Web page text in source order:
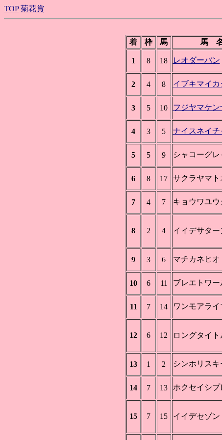
TOP 菊花賞
着
枠 馬 馬
1 8 18 レオダーバン
2 4 8 イブキマイカ
3 5 10 フジヤマケン
4 3 5 ナイスネイチ
5 5 9 シャコーグレ
6 8 17 サクラヤマト
7 4 7 キョウワユウ
8 2 4 イイデサター
9 3 6 マチカネヒオ
10 6 11 ブレエトワー
11 7 14 ワンモアライ
12 6 12 ロングタイト
13 1 2 シンホリスキ
14 7 13 ホクセイシプ
15 7 15 イイデセゾン